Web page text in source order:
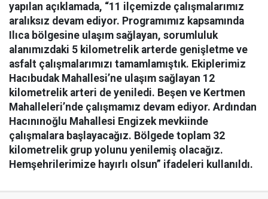
yapılan açıklamada, “11 ilçemizde çalışmalarımız
aralıksız devam ediyor. Programımız kapsamında
Ilıca bölgesine ulaşım sağlayan, sorumluluk
alanımızdaki 5 kilometrelik arterde genişletme ve
asfalt çalışmalarımızı tamamlamıştık. Ekiplerimiz
Hacıbudak Mahallesi’ne ulaşım sağlayan 12
kilometrelik arteri de yeniledi. Beşen ve Kertmen
Mahalleleri’nde çalışmamız devam ediyor. Ardından
Hacınınoğlu Mahallesi Engizek mevkiinde
çalışmalara başlayacağız. Bölgede toplam 32
kilometrelik grup yolunu yenilemiş olacağız.
Hemşehrilerimize hayırlı olsun” ifadeleri kullanıldı.